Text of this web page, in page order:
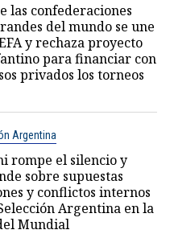
las confederaciones
del mundo se une
y rechaza proyecto
para financiar con
privados los torneos
Argentina
rompe el silencio y
sobre supuestas
y conflictos internos
Argentina en la
Mundial